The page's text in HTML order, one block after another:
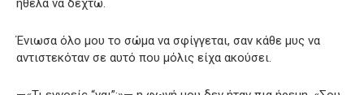
ήθελα να δεχτώ.
Ένιωσα όλο μου το σώμα να σφίγγεται, σαν κάθε μυς να
αντιστεκόταν σε αυτό που μόλις είχα ακούσει.